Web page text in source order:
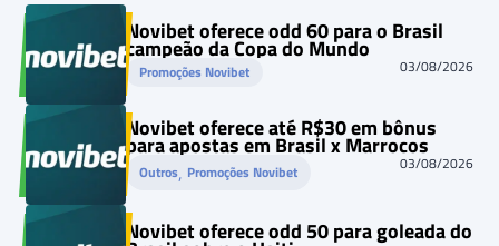
Novibet oferece odd 60 para o Brasil
campeão da Copa do Mundo
Promoções Novibet 03/08/2026
Novibet oferece até R$30 em bônus
para apostas em Brasil x Marrocos
Outros, Promoções Novibet 03/08/2026
Novibet oferece odd 50 para goleada do